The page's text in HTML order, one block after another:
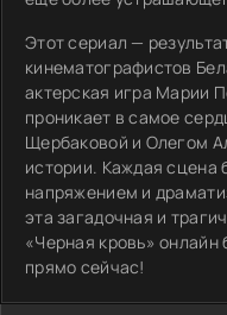
Этот сериал —
кинематографистов
актерская игра Марии
проникает в самое
Щербаковой и Олегом
истории. Каждая сцена
напряжением и
эта загадочная и
«Черная кровь» онлайн
прямо сейчас!